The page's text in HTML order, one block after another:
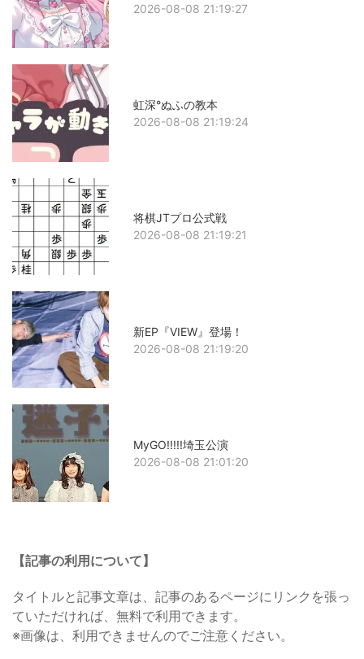
2026-08-08 21:19:27
虹深°ぬふの教本
2026-08-08 21:19:24
将棋JTプロ公式戦
2026-08-08 21:19:21
新EP『VIEW』登場！
2026-08-08 21:19:20
MyGO!!!!!埼玉公演
2026-08-08 21:01:20
【記事の利用について】
タイトルと記事文章は、記事のあるページにリンクを張っ
ていただければ、無料で利用できます。
※画像は、利用できませんのでご注意ください。